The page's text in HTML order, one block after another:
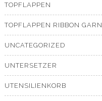
TOPFLAPPEN
TOPFLAPPEN RIBBON GARN
UNCATEGORIZED
UNTERSETZER
UTENSILIENKORB